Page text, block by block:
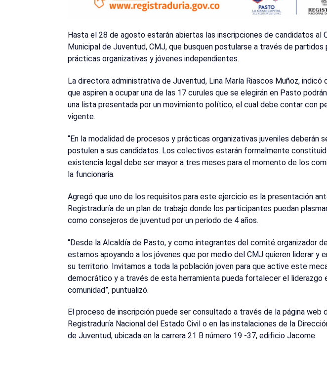
Hasta el 28 de agosto estarán abiertas las inscripciones de candidatos al
Municipal de Juventud, CMJ, que busquen postularse a través de
prácticas organizativas y jóvenes independientes.
La directora administrativa de Juventud, Lina María Riascos Muñoz, indicó
que aspiren a ocupar una de las 17 curules que se elegirán en Pasto
una lista presentada por un movimiento político, el cual debe contar con
vigente.
“En la modalidad de procesos y prácticas organizativas juveniles deberán
postulen a sus candidatos. Los colectivos estarán formalmente
existencia legal debe ser mayor a tres meses para el momento de los
la funcionaria.
Agregó que uno de los requisitos para este ejercicio es la presentación
Registraduría de un plan de trabajo donde los participantes puedan
como consejeros de juventud por un periodo de 4 años.
“Desde la Alcaldía de Pasto, y como integrantes del comité organizador
estamos apoyando a los jóvenes que por medio del CMJ quieren liderar y
su territorio. Invitamos a toda la población joven para que active este
democrático y a través de esta herramienta pueda fortalecer el liderazgo
comunidad”, puntualizó.
El proceso de inscripción puede ser consultado a través de la página web
Registraduría Nacional del Estado Civil o en las instalaciones de la
de Juventud, ubicada en la carrera 21 B número 19 -37, edificio Jacome.